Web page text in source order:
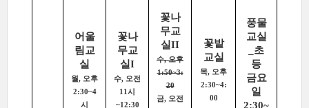
어울
림교
실
월, 오후
2:30~4
시
꽃나
무교
실I
수, 오전
11시
~12:30
꽃나
무교
실II
수, 오후
1:50~3:
20
금, 오전
꽃밭
교실
목, 오후
2:30~4:
00
풍물
교실
_초
등
금요
일
2:30~